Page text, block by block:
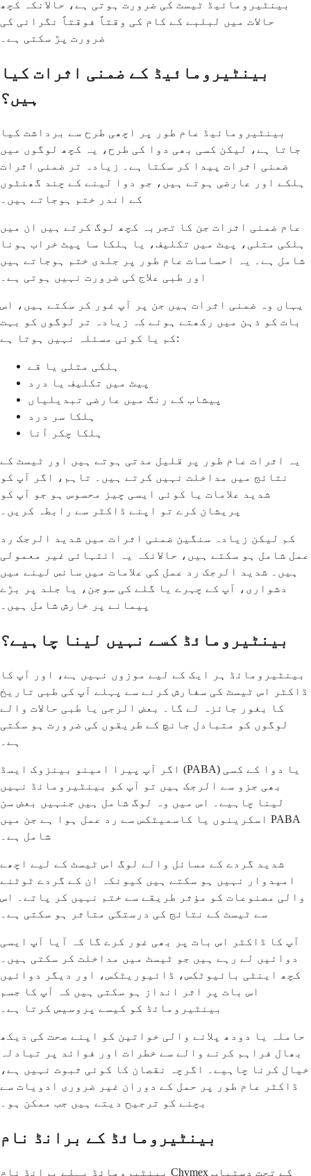
بینٹیرومائیڈ ٹیسٹ کی ضرورت ہوتی ہے، حالانکہ کچھ
حالات میں لبلبے کے کام کی وقتاً فوقتاً نگرانی کی
ضرورت پڑ سکتی ہے۔
بینٹیرومائیڈ کے ضمنی اثرات کیا
ہیں؟
بینٹیرومائیڈ عام طور پر اچھی طرح سے برداشت کیا
جاتا ہے، لیکن کسی بھی دوا کی طرح، یہ کچھ لوگوں میں
ضمنی اثرات پیدا کر سکتا ہے۔ زیادہ تر ضمنی اثرات
ہلکے اور عارضی ہوتے ہیں، جو دوا لینے کے چند گھنٹوں
کے اندر ختم ہوجاتے ہیں۔
عام ضمنی اثرات جن کا تجربہ کچھ لوگ کرتے ہیں ان میں
ہلکی متلی، پیٹ میں تکلیف، یا ہلکا سا پیٹ خراب ہونا
شامل ہے۔ یہ احساسات عام طور پر جلدی ختم ہوجاتے ہیں
اور طبی علاج کی ضرورت نہیں ہوتی ہے۔
یہاں وہ ضمنی اثرات ہیں جن پر آپ غور کر سکتے ہیں، اس
بات کو ذہن میں رکھتے ہوئے کہ زیادہ تر لوگوں کو بہت
کم یا کوئی مسئلہ نہیں ہوتا ہے:
ہلکی متلی یا قے
پیٹ میں تکلیف یا درد
پیشاب کے رنگ میں عارضی تبدیلیاں
ہلکا سر درد
ہلکا چکر آنا
یہ اثرات عام طور پر قلیل مدتی ہوتے ہیں اور ٹیسٹ کے
نتائج میں مداخلت نہیں کرتے ہیں۔ تاہم، اگر آپ کو
شدید علامات یا کوئی ایسی چیز محسوس ہو جو آپ کو
پریشان کرے تو اپنے ڈاکٹر سے رابطہ کریں۔
کم لیکن زیادہ سنگین ضمنی اثرات میں شدید الرجک رد
عمل شامل ہو سکتے ہیں، حالانکہ یہ انتہائی غیر معمولی
ہیں۔ شدید الرجک رد عمل کی علامات میں سانس لینے میں
دشواری، آپ کے چہرے یا گلے کی سوجن، یا جلد پر بڑے
پیمانے پر خارش شامل ہیں۔
بينٹيرومائڈ کسے نہیں لینا چاہیے؟
بينٹيرومائڈ ہر ایک کے لیے موزوں نہیں ہے، اور آپ کا
ڈاکٹر اس ٹیسٹ کی سفارش کرنے سے پہلے آپ کی طبی تاریخ
کا بغور جائزہ لے گا۔ بعض الرجی یا طبی حالات والے
لوگوں کو متبادل جانچ کے طریقوں کی ضرورت ہو سکتی
ہے۔
اگر آپ پیرا امینو بینزوک ایسڈ (PABA) یا دوا کے کسی
بھی جزو سے الرجک ہیں تو آپ کو بينٹيرومائڈ نہیں
لینا چاہیے۔ اس میں وہ لوگ شامل ہیں جنہیں بعض سن
اسکرینوں یا کاسمیٹکس سے رد عمل ہوا ہے جن میں PABA
شامل ہے۔
شدید گردے کے مسائل والے لوگ اس ٹیسٹ کے لیے اچھے
امیدوار نہیں ہو سکتے ہیں کیونکہ ان کے گردے ٹوٹنے
والی مصنوعات کو مؤثر طریقے سے ختم نہیں کر پاتے۔ اس
سے ٹیسٹ کے نتائج کی درستگی متاثر ہو سکتی ہے۔
آپ کا ڈاکٹر اس بات پر بھی غور کرے گا کہ آیا آپ ایسی
دوائیں لے رہے ہیں جو ٹیسٹ میں مداخلت کر سکتی ہیں۔
کچھ اینٹی بائیوٹکس، ڈائیوریٹکس، اور دیگر دوائیں
اس بات پر اثر انداز ہو سکتی ہیں کہ آپ کا جسم
بينٹيرومائڈ کو کیسے پروسیس کرتا ہے۔
حاملہ یا دودھ پلانے والی خواتین کو اپنے صحت کی دیکھ
بھال فراہم کرنے والے سے خطرات اور فوائد پر تبادلہ
خیال کرنا چاہیے۔ اگرچہ نقصان کا کوئی ثبوت نہیں ہے،
ڈاکٹر عام طور پر حمل کے دوران غیر ضروری ادویات سے
بچنے کو ترجیح دیتے ہیں جب ممکن ہو۔
بينٹيرومائڈ کے برانڈ نام
بينٹيرومائڈ پہلے برانڈ نام Chymex کے تحت دستیاب